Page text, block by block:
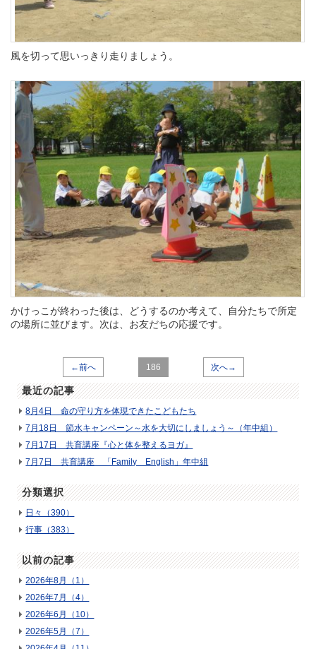
風を切って思いっきり走りましょう。
かけっこが終わった後は、どうするのか考えて、自分たちで所定
の場所に並びます。次は、お友だちの応援です。
←前へ 186 次へ→
最近の記事
8月4日 命の守り方を体現できたこどもたち
7月18日 節水キャンペーン～水を大切にしましょう～（年中組）
7月17日 共育講座『心と体を整えるヨガ』
7月7日 共育講座 「Family English」年中組
分類選択
日々（390）
行事（383）
以前の記事
2026年8月（1）
2026年7月（4）
2026年6月（10）
2026年5月（7）